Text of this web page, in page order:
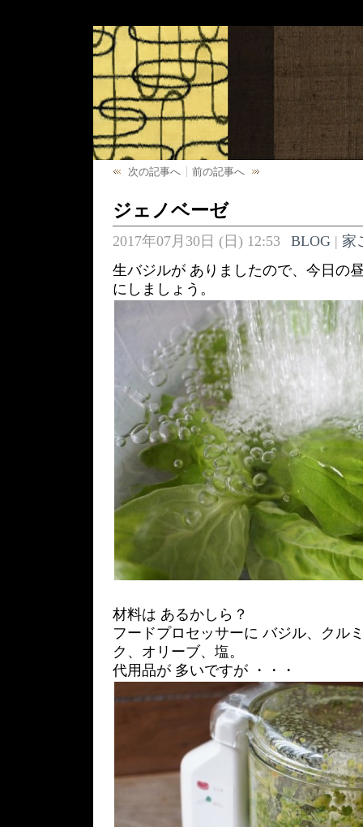
次の記事へ 前の記事へ
ジェノベーゼ
2017年07月30日 (日) 12:53 BLOG| 家
生バジルが ありましたので、今日の
にしましょう。
材料は あるかしら？
フードプロセッサーに バジル、クル
ク、オリーブ、塩。
代用品が 多いですが ・・・